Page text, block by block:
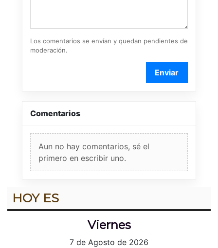
Los comentarios se envían y quedan pendientes de
moderación.
Enviar
Comentarios
Aun no hay comentarios, sé el
primero en escribir uno.
HOY ES
Viernes
7 de Agosto de 2026